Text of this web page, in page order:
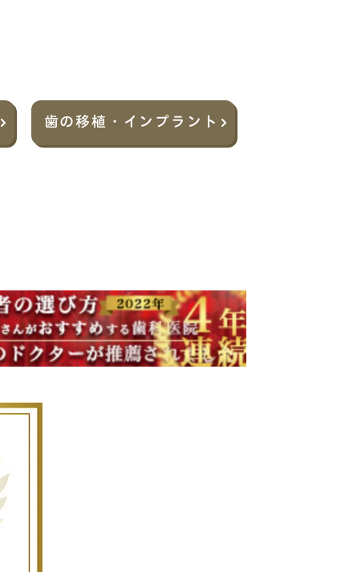
歯の移植・ インプラント